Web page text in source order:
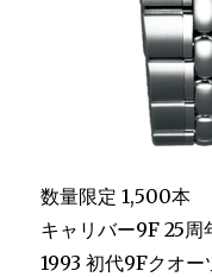
数量限定 1,500本
キャリバー9F 25周
1993 初代9Fクオー